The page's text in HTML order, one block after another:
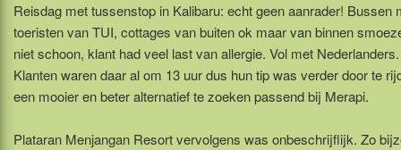
Reisdag met tussenstop in Kalibaru: echt geen aanrader! Bussen
toeristen van TUI, cottages van buiten ok maar van binnen
niet schoon, klant had veel last van allergie. Vol met Nederlanders.
Klanten waren daar al om 13 uur dus hun tip was verder door te
een mooier en beter alternatief te zoeken passend bij Merapi.
Plataran Menjangan Resort vervolgens was onbeschrijflijk. Zo